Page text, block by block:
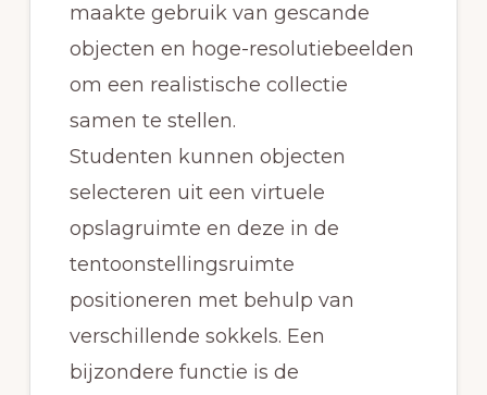
maakte gebruik van gescande
objecten en hoge-resolutiebeelden
om een realistische collectie
samen te stellen.
Studenten kunnen objecten
selecteren uit een virtuele
opslagruimte en deze in de
tentoonstellingsruimte
positioneren met behulp van
verschillende sokkels. Een
bijzondere functie is de